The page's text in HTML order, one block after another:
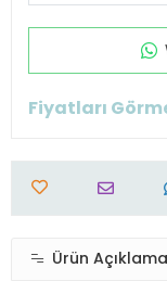
Fiyatları
Ürün